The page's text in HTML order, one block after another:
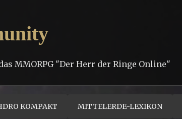
MMORPG "Der Herr der Ringe Online"
KOMPAKT MITTELERDE-LEXIKON